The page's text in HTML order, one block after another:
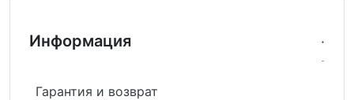
Информация
Гарантия и возврат